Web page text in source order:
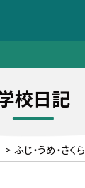
校日記
> ふじ・うめ・さくら